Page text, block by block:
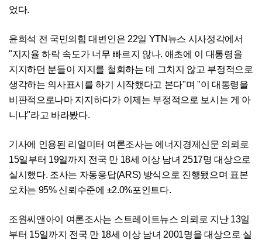
었다.
윤희석 전 국민의힘 대변인은 22일 YTN뉴스 시사정각에서
"지지율 하락 속도가 너무 빠르지 않나. 애초에 이 대통령을
지지하던 분들이 지지를 철회하는 데 그치지 않고 부정적으로
생각하는 의사표시를 하기 시작했다고 본다"며 "이 대통령을
비판적으로나마 지지하다가 이제는 부정적으로 보시는 게 아
니냐"라고 바라봤다.
기사에 인용된 리얼미터 여론조사는 에너지경제신문 의뢰로
15일부터 19일까지 전국 만 18세 이상 남녀 2517명 대상으로
실시했다. 조사는 자동응답(ARS) 방식으로 진행됐으며 표본
오차는 95% 신뢰수준에 ±2.0%포인트다.
조원씨앤아이 여론조사는 스트레이트뉴스 의뢰로 지난 13일
부터 15일까지 전국 만 18세 이상 남녀 2001명을 대상으로 실